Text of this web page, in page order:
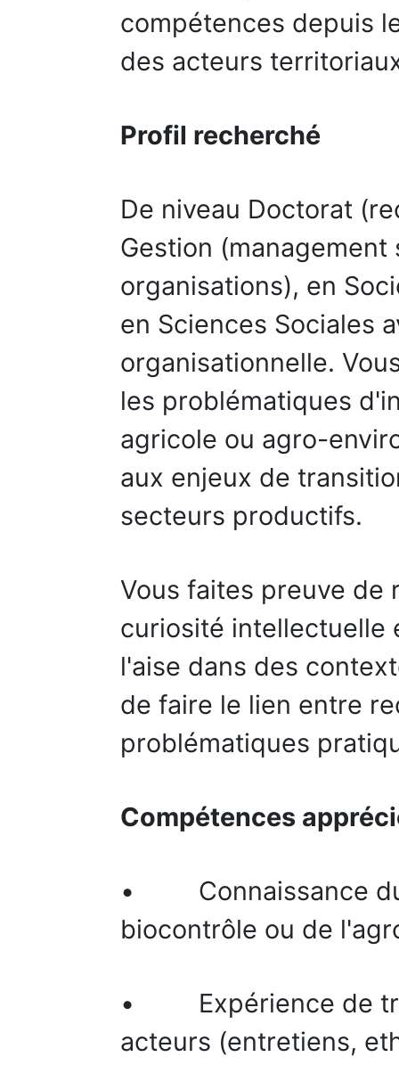
compétences depuis
des acteurs
Profil recherché
De niveau Doctorat
Gestion
organisations), en
en Sciences Sociales
organisationnelle.
les problématiques
agricole ou agro-
aux enjeux de
secteurs productifs.
Vous faites preuve de
curiosité intellectuelle
l'aise dans des
de faire le lien entre
problématiques
Compétences
• Connaissance du
biocontrôle ou de
• Expérience de
acteurs (entretiens,